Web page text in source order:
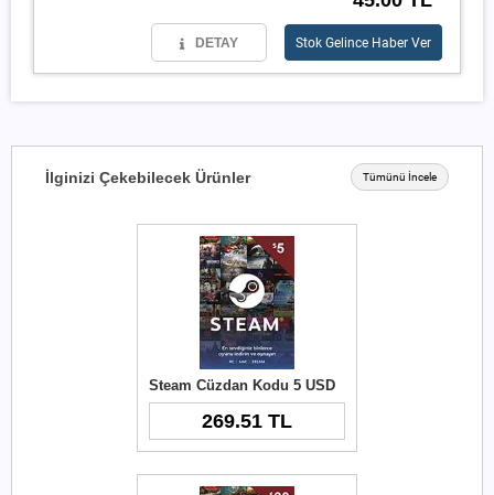
DETAY Stok Gelince Haber Ver
İlginizi Çekebilecek Ürünler Tümünü İncele
Steam Cüzdan Kodu 5 USD
269.51 TL